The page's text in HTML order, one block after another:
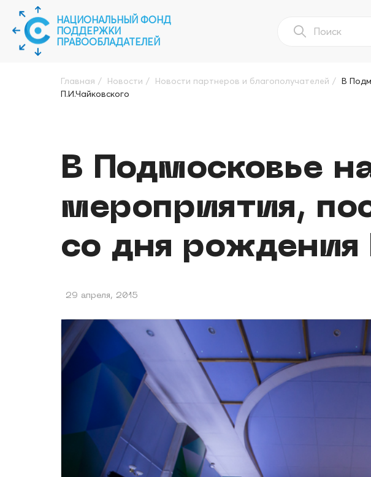
НАЦИОНАЛЬНЫЙ ФОНД
ПОДДЕРЖКИ
ПРАВООБЛАДАТЕЛЕЙ
Главная / Новости / Новости партнеров и благополучателей / В
П.И.Чайковского
В Подмосковье
мероприятия,
со дня рождения
29 апреля, 2015